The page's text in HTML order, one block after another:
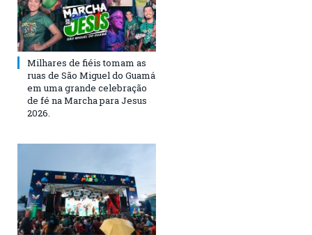
Milhares de fiéis tomam as
ruas de São Miguel do Guamá
em uma grande celebração
de fé na Marcha para Jesus
2026.